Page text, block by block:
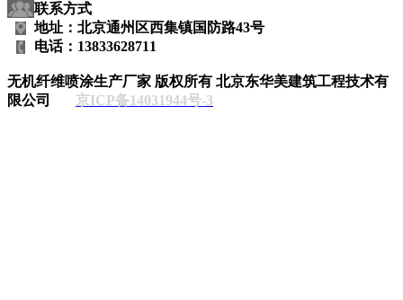
联系方式
地址：北京通州区西集镇国防路43号
电话：13833628711
无机纤维喷涂生产厂家 版权所有 北京东华美建筑工程技术有
限公司 京ICP备14031944号-3